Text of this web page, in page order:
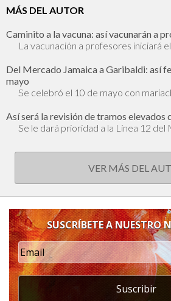
MÁS DEL AUTOR
Caminito a la vacuna: así vacunarán a
La vacunación a profesores iniciará
Del Mercado Jamaica a Garibaldi: así
mayo
Se celebró el 10 de mayo con
Así será la revisión de tramos elevados
Se le dará prioridad a la Línea 12 del
VER MÁS DEL
SUSCRÍBETE A NUESTRO
Suscribir